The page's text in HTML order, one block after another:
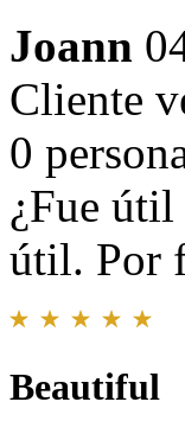
Joann
Cliente
0
¿Fue útil
útil. Por
Beautiful